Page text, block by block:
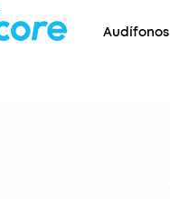
Audífonos